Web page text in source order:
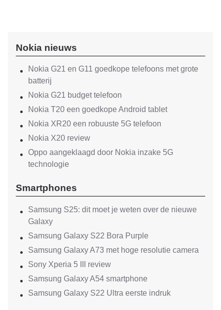
Nokia nieuws
Nokia G21 en G11 goedkope telefoons met grote
batterij
Nokia G21 budget telefoon
Nokia T20 een goedkope Android tablet
Nokia XR20 een robuuste 5G telefoon
Nokia X20 review
Oppo aangeklaagd door Nokia inzake 5G
technologie
Smartphones
Samsung S25: dit moet je weten over de nieuwe
Galaxy
Samsung Galaxy S22 Bora Purple
Samsung Galaxy A73 met hoge resolutie camera
Sony Xperia 5 III review
Samsung Galaxy A54 smartphone
Samsung Galaxy S22 Ultra eerste indruk